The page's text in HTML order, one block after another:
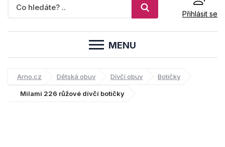
Přihlásit se
MENU
Arno.cz Dětská obuv Dívčí obuv Botičky
Milami 226 růžové dívčí botičky